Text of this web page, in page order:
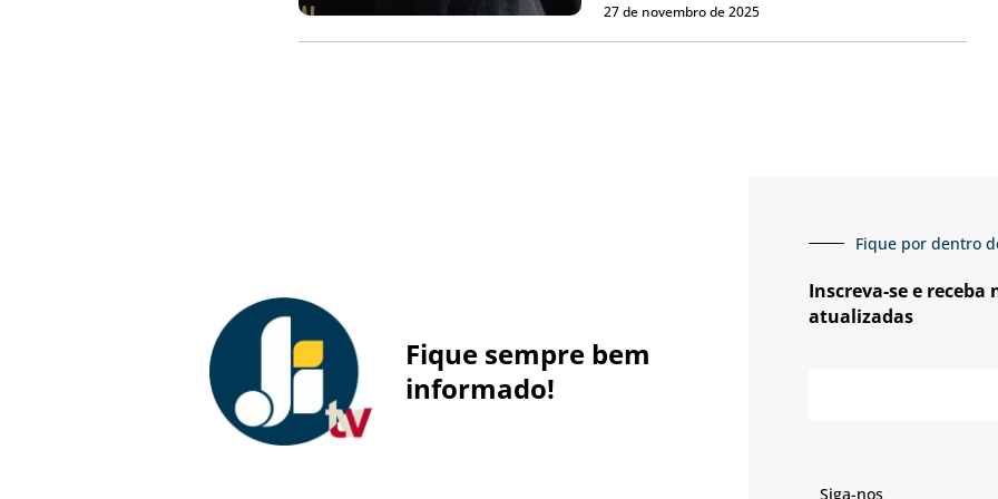
27 de novembro de 2025
Fique sempre bem
informado!
Fique por dentro
Inscreva-se e
atualizadas
Siga-nos